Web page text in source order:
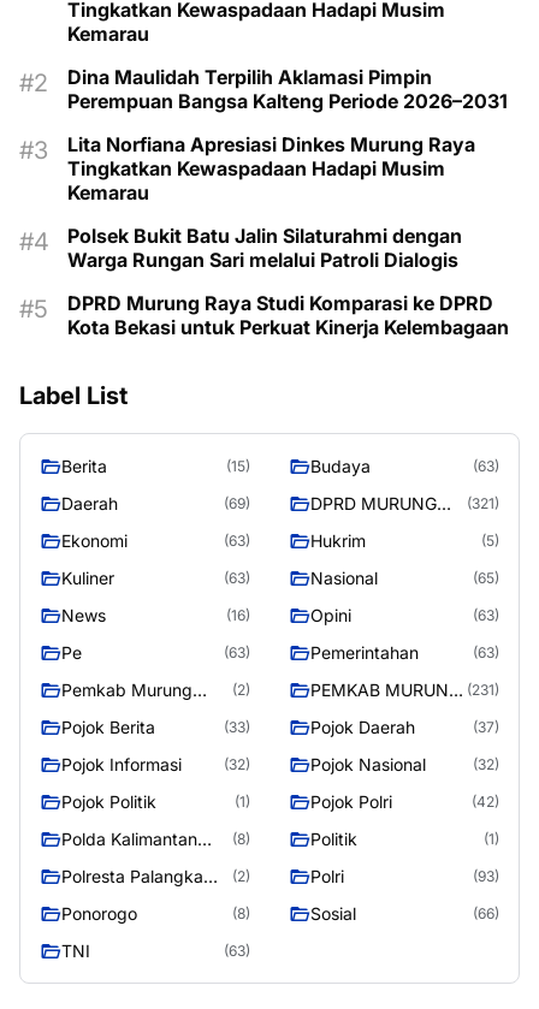
Tingkatkan Kewaspadaan Hadapi Musim
Kemarau
Dina Maulidah Terpilih Aklamasi Pimpin
Perempuan Bangsa Kalteng Periode 2026–2031
Lita Norfiana Apresiasi Dinkes Murung Raya
Tingkatkan Kewaspadaan Hadapi Musim
Kemarau
Polsek Bukit Batu Jalin Silaturahmi dengan
Warga Rungan Sari melalui Patroli Dialogis
DPRD Murung Raya Studi Komparasi ke DPRD
Kota Bekasi untuk Perkuat Kinerja Kelembagaan
Label List
Berita (15) Budaya (63)
Daerah (69)
DPRD MURUNG
(321)
Ekonomi (63) Hukrim (5)
Kuliner (63) Nasional (65)
News (16) Opini (63)
Pe (63) Pemerintahan (63)
Pemkab Murung
(2)
PEMKAB MURUNG (231)
Pojok Berita (33) Pojok Daerah (37)
Pojok Informasi (32) Pojok Nasional (32)
Pojok Politik (1) Pojok Polri (42)
Polda Kalimantan
(8) Politik (1)
Polresta Palangka
(2) Polri (93)
Ponorogo (8) Sosial (66)
TNI (63)